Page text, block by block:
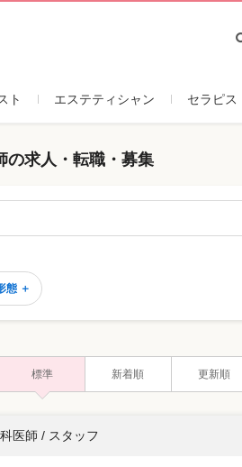
ト エステティシャン セラピス
の求人・転職・募集
態 ＋
標準 新着順 更新順
医師 / スタッフ